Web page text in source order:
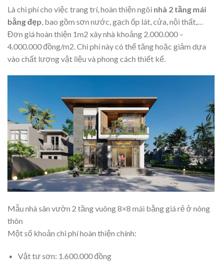
Là chi phí cho việc trang trí, hoàn thiện ngôi nhà 2 tầng mái
bằng đẹp, bao gồm sơn nước, gạch ốp lát, cửa, nội thất,…
Đơn giá hoàn thiện 1m2 xây nhà khoảng 2.000.000 –
4.000.000 đồng/m2. Chi phí này có thể tăng hoặc giảm dựa
vào chất lượng vật liệu và phong cách thiết kế.
Mẫu nhà sân vườn 2 tầng vuông 8×8 mái bằng giá rẻ ở nông
thôn
Một số khoản chi phí hoàn thiện chính:
Vật tư sơn: 1.600.000 đồng